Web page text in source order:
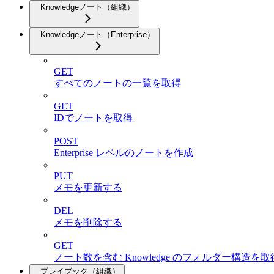
Knowledgeノート（組織）
Knowledgeノート（Enterprise）
GET
すべてのノートの一覧を取得
GET
IDでノートを取得
POST
Enterprise レベルのノートを作成
PUT
メモを更新する
DEL
メモを削除する
GET
ノート数を含む Knowledge のフォルダー構造を取
プレイブック（組織）